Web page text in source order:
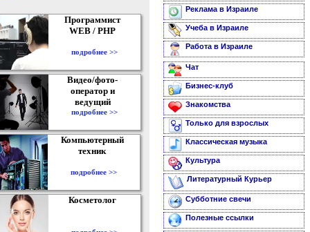
Программист
WEB / PHP
подробнее >>
Видео/фото-
оператор и
ведущий
подробнее >>
Компьютерный
техник
подробнее >>
Косметолог
Реклама в Израиле
Учеба в Израиле
Работа в Израиле
Чат
Бизнес-клуб
Знакомства
Только для взрослых
Классическая музыка
Культура
Литературный Курьер
Субботние свечи
Полезные ссылки